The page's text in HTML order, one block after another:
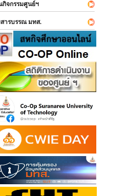
กรรมศูนย์ฯ
รบรรณ มทส.